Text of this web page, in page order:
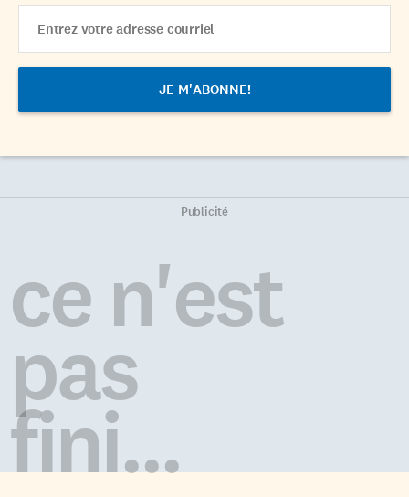
Address
Publicité
ce n'est
pas
fini...